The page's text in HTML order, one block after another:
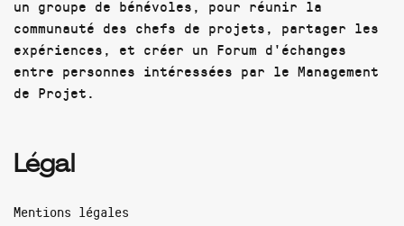
un groupe de bénévoles, pour réunir la
communauté des chefs de projets, partager les
expériences, et créer un Forum d'échanges
entre personnes intéressées par le Management
de Projet.
Légal
Mentions légales